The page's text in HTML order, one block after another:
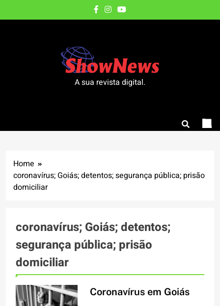
to
A sua revista digital.
Home
coronavírus; Goiás; detentos; segurança pública; prisão
domiciliar
coronavírus; Goiás; detentos;
segurança pública; prisão
domiciliar
Coronavírus em Goiás